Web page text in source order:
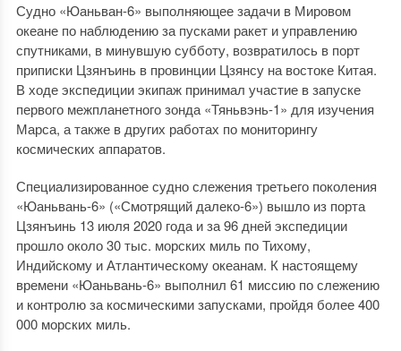
Судно «Юаньван-6» выполняющее задачи в Мировом
океане по наблюдению за пусками ракет и управлению
спутниками, в минувшую субботу, возвратилось в порт
приписки Цзянъинь в провинции Цзянсу на востоке Китая.
В ходе экспедиции экипаж принимал участие в запуске
первого межпланетного зонда «Тяньвэнь-1» для изучения
Марса, а также в других работах по мониторингу
космических аппаратов.
Специализированное судно слежения третьего поколения
«Юаньвань-6» («Смотрящий далеко-6») вышло из порта
Цзянъинь 13 июля 2020 года и за 96 дней экспедиции
прошло около 30 тыс. морских миль по Тихому,
Индийскому и Атлантическому океанам. К настоящему
времени «Юаньвань-6» выполнил 61 миссию по слежению
и контролю за космическими запусками, пройдя более 400
000 морских миль.